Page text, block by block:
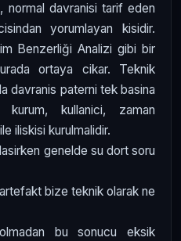
normal davranisi tarif eden
yorumlayan kisidir.
Benzerliği Analizi gibi bir
ortaya cikar. Teknik
davranis paterni tek basina
kullanici, zaman
iliskisi kurulmalidir.
genelde su dort soru
bize teknik olarak ne
bu sonucu eksik